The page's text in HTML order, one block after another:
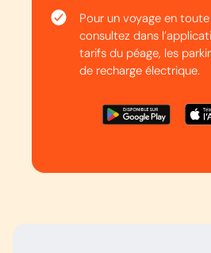
Pour un voyage en
consultez dans
tarifs du péage, les
de recharge électrique.